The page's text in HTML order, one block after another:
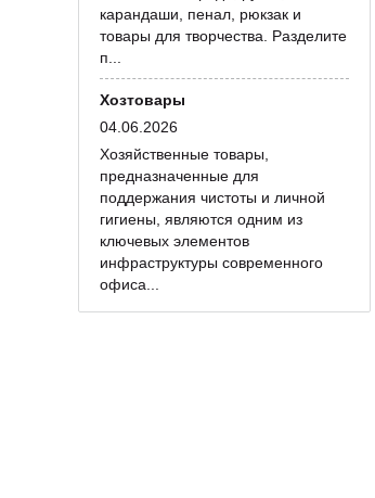
карандаши, пенал, рюкзак и
товары для творчества. Разделите
п...
Хозтовары
04.06.2026
Хозяйственные товары,
предназначенные для
поддержания чистоты и личной
гигиены, являются одним из
ключевых элементов
инфраструктуры современного
офиса...